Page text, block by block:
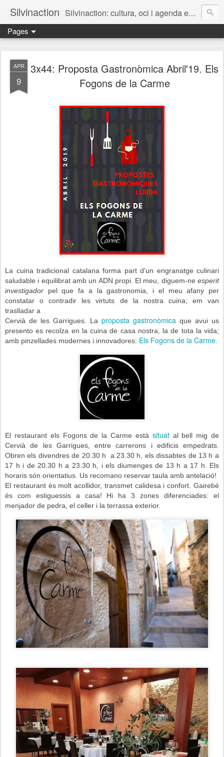
Silvinaction Silvinaction: cultura, oci i agenda en acció pel públic adult a Lleida
Pages
APR
9
3x44: Proposta Gastronòmica Abril'19. Els
Fogons de la Carme
La cuina tradicional catalana forma part d'un engranatge culinari
saludable i equilibrat amb un ADN propi. El meu, diguem-ne esperit
investigador pel que fa a la gastronomia, i el meu afany per
constatar o contradir les virtuts de la nostra cuina; em van
traslladar a
Cervià de les Garrigues. La proposta gastronòmica que avui us
presento es recolza en la cuina de casa nostra, la de tota la vida;
amb pinzellades modernes i innovadores: Els Fogons de la Carme.
El restaurant els Fogons de la Carme està situatal bell mig de
Cervià de les Garrigues, entre carrerons i edificis empedrats.
Obren els divendres de 20.30 h a 23.30 h, els dissabtes de 13 h a
17 h i de 20.30 h a 23.30 h, i els diumenges de 13 h a 17 h. Els
horaris són orientatius. Us recomano reservar taula amb antelació!
El restaurant és molt acollidor, transmet calidesa i confort. Gairebé
és com estiguessis a casa! Hi ha 3 zones diferenciades: el
menjador de pedra, el celler i la terrassa exterior.